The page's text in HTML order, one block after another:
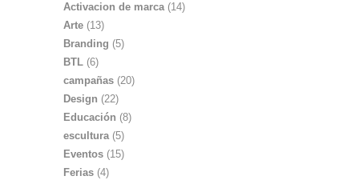
Activacion de marca(14)
Arte (13)
Branding (5)
BTL (6)
campañas (20)
Design (22)
Educación (8)
escultura(5)
Eventos (15)
Ferias (4)